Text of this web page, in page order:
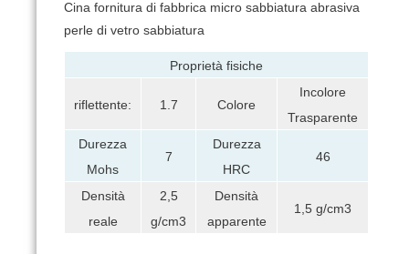
Cina fornitura di fabbrica micro sabbiatura abrasiva
perle di vetro sabbiatura
Proprietà fisiche
riflettente: 1.7 Colore
Incolore
Trasparente
Durezza
Mohs
7
Durezza
HRC
46
Densità
reale
2,5
g/cm3
Densità
apparente
1,5 g/cm3